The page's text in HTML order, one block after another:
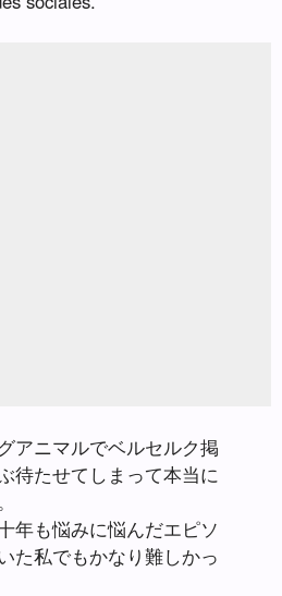
アニマルでベルセルク掲
待たせてしまって本当に
年も悩みに悩んだエピソ
た私でもかなり難しかっ